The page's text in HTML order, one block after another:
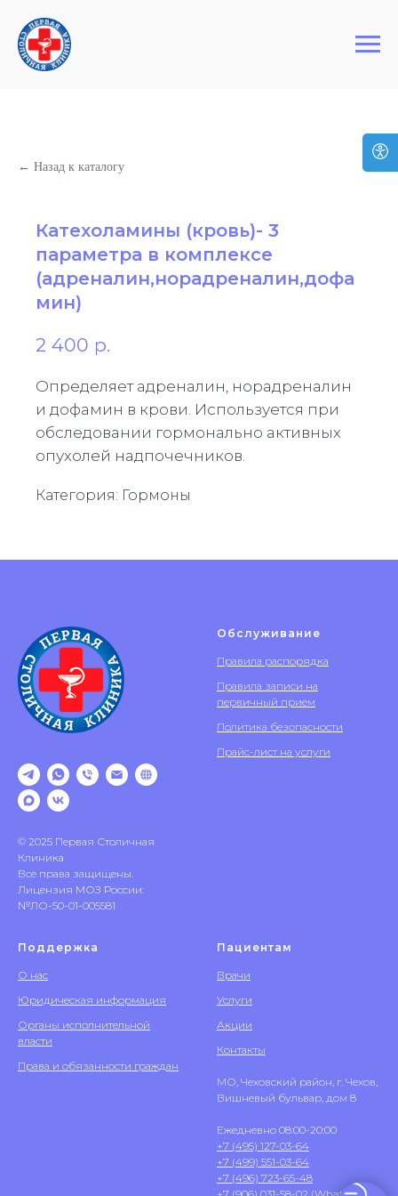
Первая Столичная Клиника
← Назад к каталогу
Катехоламины (кровь)- 3
параметра в комплексе
(адреналин,норадреналин,дофа
мин)
2 400 р.
Определяет адреналин, норадреналин
и дофамин в крови. Используется при
обследовании гормонально активных
опухолей надпочечников.
Категория: Гормоны
© 2025 Первая Столичная
Клиника
Все права защищены.
Лицензия МОЗ России:
№ЛО-50-01-005581
Обслуживание
Правила распорядка
Правила записи на
первичный прием
Политика безопасности
Прайс-лист на услуги
Поддержка
О нас
Юридическая информация
Органы исполнительной
власти
Права и обязанности граждан
Пациентам
Врачи
Услуги
Акции
Контакты
МО, Чеховский район, г. Чехов,
Вишневый бульвар, дом 8
Ежедневно 08:00-20:00
+7 (495) 127-03-64
+7 (499) 551-03-64
+7 (496) 723-65-48